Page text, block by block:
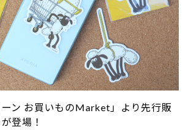
ーン お買いものMarket」より先行販
登場！